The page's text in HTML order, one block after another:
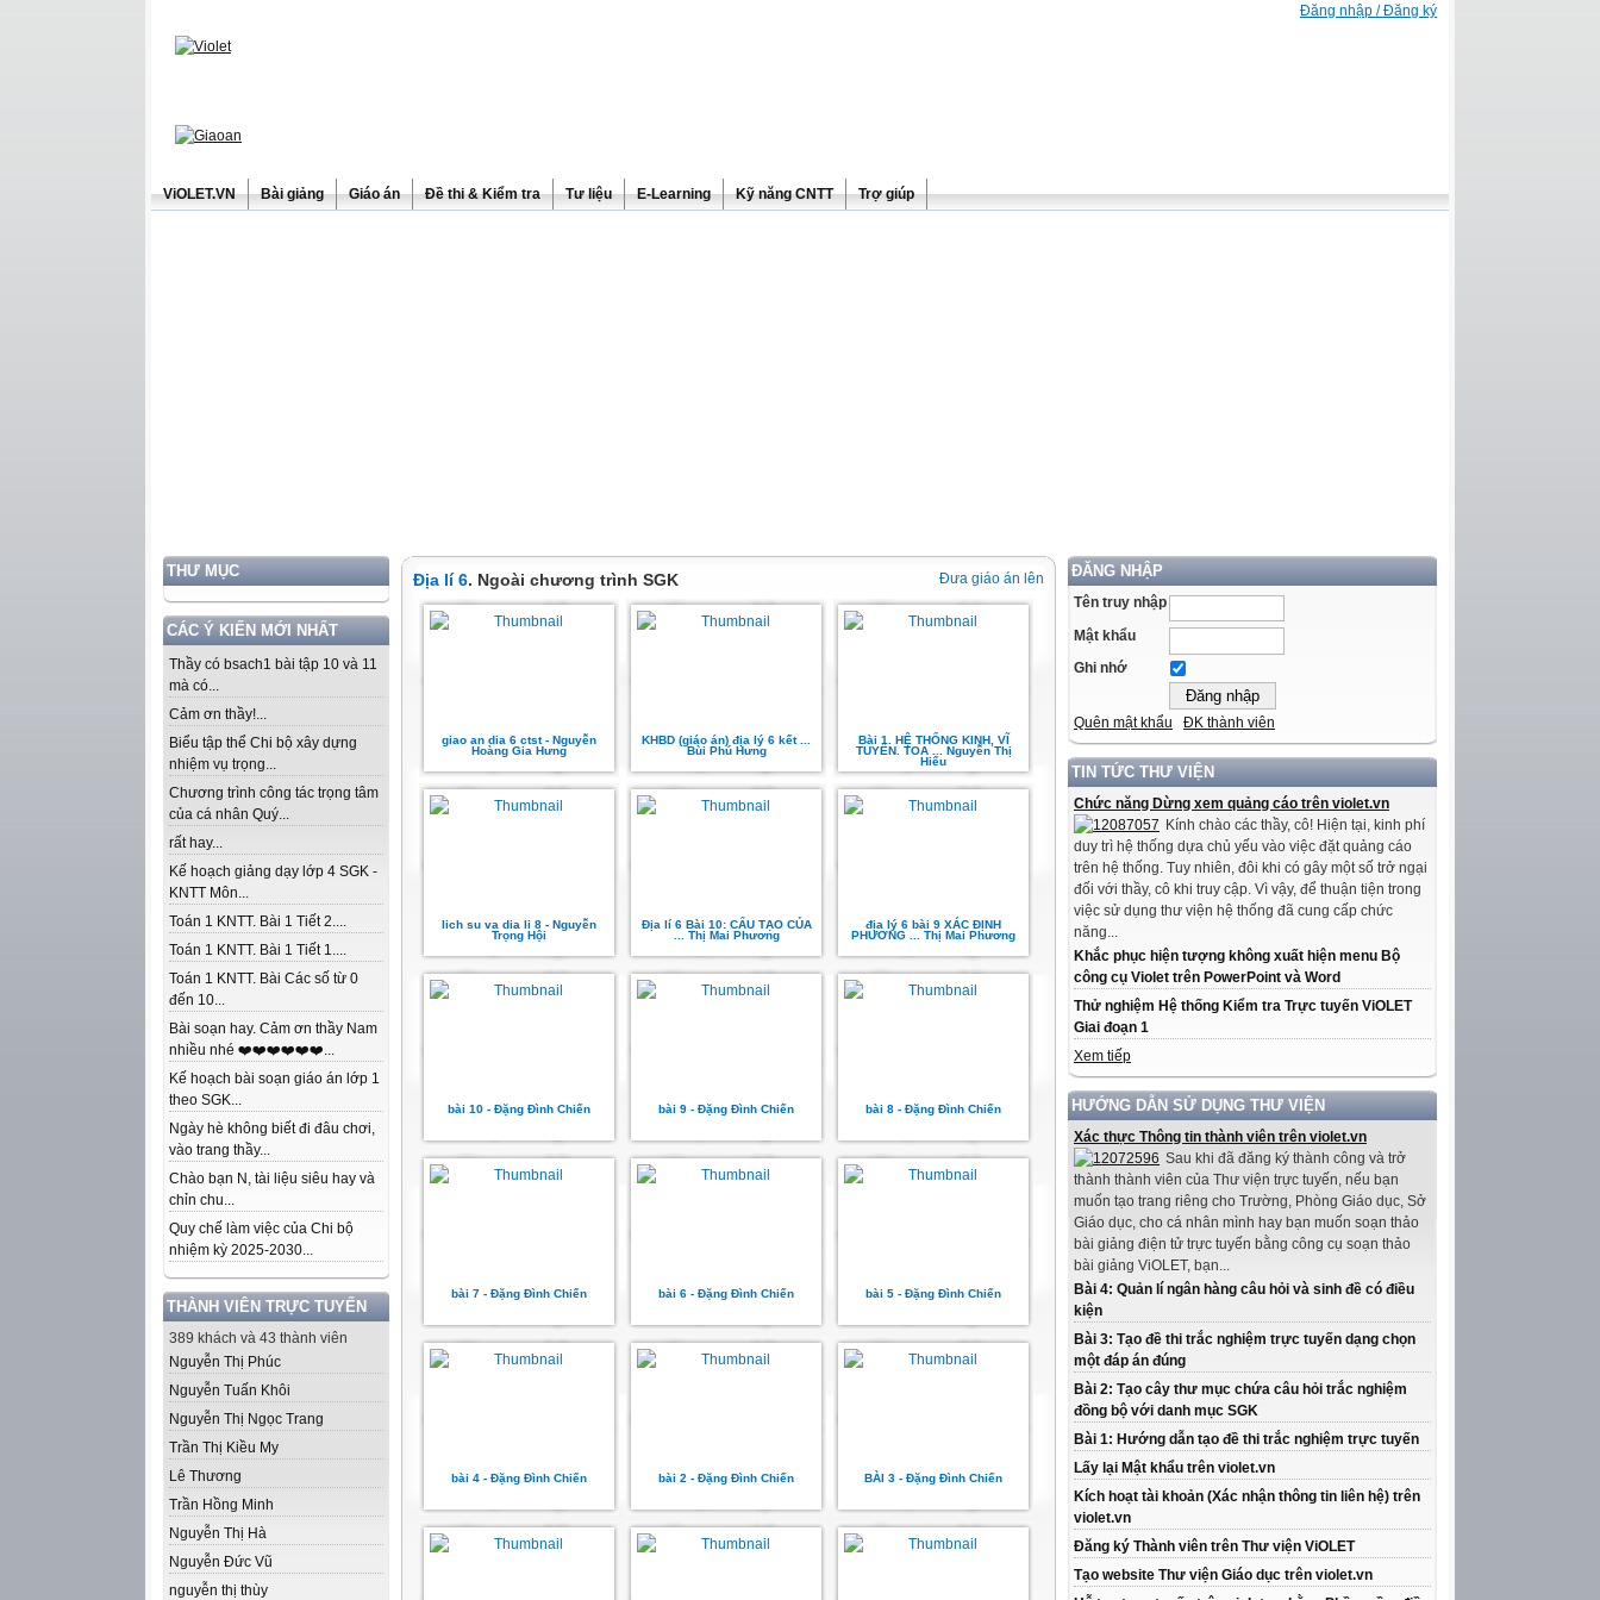
Đăng nhập / Đăng ký
ViOLET.VN Bài giảng Giáo án Đề thi & Kiểm tra Tư liệu E-Learning Kỹ năng CNTT Trợ giúp
THƯ MỤC
CÁC Ý KIẾN MỚI NHẤT
Thầy có bsach1 bài tập 10 và 11
mà có...
Cảm ơn thầy!...
Biểu tập thể Chi bộ xây dựng
nhiệm vụ trọng...
Chương trình công tác trọng tâm
của cá nhân Quý...
rất hay...
Kế hoạch giảng dạy lớp 4 SGK -
KNTT Môn...
Toán 1 KNTT. Bài 1 Tiết 2....
Toán 1 KNTT. Bài 1 Tiết 1....
Toán 1 KNTT. Bài Các số từ 0
đến 10...
Bài soạn hay. Cảm ơn thầy Nam
nhiều nhé ❤️❤️❤️❤️❤️❤️...
Kế hoạch bài soạn giáo án lớp 1
theo SGK...
Ngày hè không biết đi đâu chơi,
vào trang thầy...
Chào bạn N, tài liệu siêu hay và
chỉn chu...
Quy chế làm việc của Chi bộ
nhiệm kỳ 2025-2030...
THÀNH VIÊN TRỰC TUYẾN
389 khách và 43 thành viên
Nguyễn Thị Phúc
Nguyễn Tuấn Khôi
Nguyễn Thị Ngọc Trang
Trần Thị Kiều My
Lê Thương
Trần Hồng Minh
Nguyễn Thị Hà
Nguyễn Đức Vũ
nguyễn thị thùy
ĐĂNG NHẬP
Tên truy nhập
Mật khẩu
Ghi nhớ
Quên mật khẩu ĐK thành viên
TIN TỨC THƯ VIỆN
Chức năng Dừng xem quảng cáo trên violet.vn
Kính chào các thầy, cô! Hiện tại, kinh phí
duy trì hệ thống dựa chủ yếu vào việc đặt quảng cáo
trên hệ thống. Tuy nhiên, đôi khi có gây một số trở ngại
đối với thầy, cô khi truy cập. Vì vậy, để thuận tiện trong
việc sử dụng thư viện hệ thống đã cung cấp chức
năng...
Khắc phục hiện tượng không xuất hiện menu Bộ
công cụ Violet trên PowerPoint và Word
Thử nghiệm Hệ thống Kiểm tra Trực tuyến ViOLET
Giai đoạn 1
Xem tiếp
HƯỚNG DẪN SỬ DỤNG THƯ VIỆN
Xác thực Thông tin thành viên trên violet.vn
Sau khi đã đăng ký thành công và trở
thành thành viên của Thư viện trực tuyến, nếu bạn
muốn tạo trang riêng cho Trường, Phòng Giáo dục, Sở
Giáo dục, cho cá nhân mình hay bạn muốn soạn thảo
bài giảng điện tử trực tuyến bằng công cụ soạn thảo
bài giảng ViOLET, bạn...
Bài 4: Quản lí ngân hàng câu hỏi và sinh đề có điều
kiện
Bài 3: Tạo đề thi trắc nghiệm trực tuyến dạng chọn
một đáp án đúng
Bài 2: Tạo cây thư mục chứa câu hỏi trắc nghiệm
đồng bộ với danh mục SGK
Bài 1: Hướng dẫn tạo đề thi trắc nghiệm trực tuyến
Lấy lại Mật khẩu trên violet.vn
Kích hoạt tài khoản (Xác nhận thông tin liên hệ) trên
violet.vn
Đăng ký Thành viên trên Thư viện ViOLET
Tạo website Thư viện Giáo dục trên violet.vn
Đưa giáo án lên
Địa lí 6. Ngoài chương trình SGK
giao an dia 6 ctst - Nguyễn
Hoàng Gia Hưng
KHBD (giáo án) địa lý 6 kết ...
Bùi Phú Hưng
Bài 1. HỆ THỐNG KINH, VĨ
TUYẾN. TOA ... Nguyễn Thị
Hiếu
lich su va dia li 8 - Nguyễn
Trọng Hội
Địa lí 6 Bài 10: CẤU TẠO CỦA
... Thị Mai Phương
địa lý 6 bài 9 XÁC ĐỊNH
PHƯƠNG ... Thị Mai Phương
bài 10 - Đặng Đình Chiến bài 9 - Đặng Đình Chiến bài 8 - Đặng Đình Chiến
bài 7 - Đặng Đình Chiến bài 6 - Đặng Đình Chiến bài 5 - Đặng Đình Chiến
bài 4 - Đặng Đình Chiến bài 2 - Đặng Đình Chiến BÀI 3 - Đặng Đình Chiến